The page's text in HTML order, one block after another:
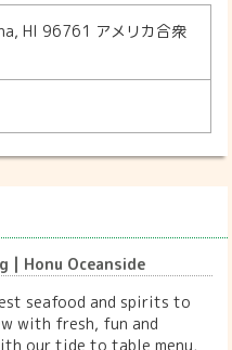
HI 96761 アメリカ合衆
| Honu Oceanside
seafood and spirits to
with fresh, fun and
our tide to table menu,